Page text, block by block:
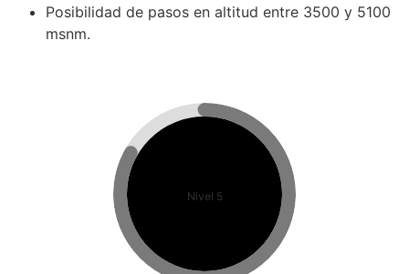
Posibilidad de pasos en altitud entre 3500 y 5100
msnm.
Nivel 5